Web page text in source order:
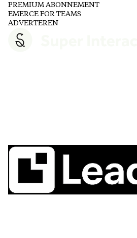
PREMIUM ABONNEMENT
EMERCE FOR TEAMS
ADVERTEREN